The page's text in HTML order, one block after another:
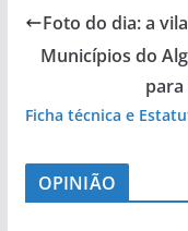
Foto do dia: a
Municípios do
Ficha técnica e
OPINIÃO